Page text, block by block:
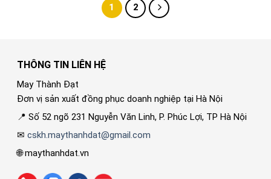
1 2
THÔNG TIN LIÊN HỆ
May Thành Đạt
Đơn vị sản xuất đồng phục doanh nghiệp tại Hà Nội
📍 Số 52 ngõ 231 Nguyễn Văn Linh, P. Phúc Lợi, TP Hà Nội
✉cskh.maythanhdat@gmail.com
🌐 maythanhdat.vn